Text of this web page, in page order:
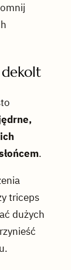
dekolt
.
triceps
dużych